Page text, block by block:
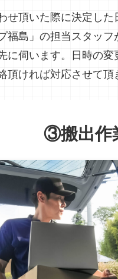
せ頂いた際に決定し
福島」の担当スタッ
に伺います。日時の
頂ければ対応させて頂
③搬出作